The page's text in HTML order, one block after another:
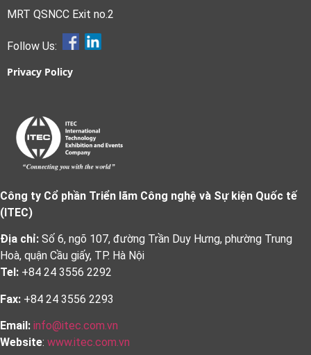
MRT QSNCC Exit no.2
Follow Us:
Privacy Policy
Công ty Cổ phần Triển lãm Công nghệ và Sự kiện Quốc tế
(ITEC)
Địa chỉ: Số 6, ngõ 107, đường Trần Duy Hưng, phường Trung
Hoà, quận Cầu giấy, TP. Hà Nội
Tel: +84 24 3556 2292
Fax: +84 24 3556 2293
Email: info@itec.com.vn
Website: www.itec.com.vn